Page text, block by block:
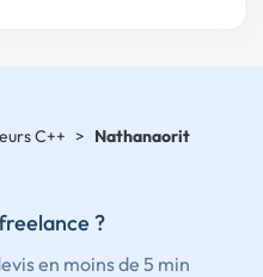
C++ > Nathanaorit
?
en moins de 5 min